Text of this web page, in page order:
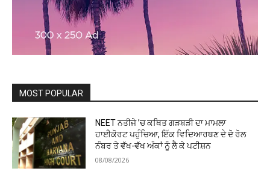
MOST POPULAR
NEET ਨਤੀਜੇ ’ਚ ਕਥਿਤ ਗੜਬੜੀ ਦਾ ਮਾਮਲਾ
ਹਾਈਕੋਰਟ ਪਹੁੰਚਿਆ, ਇੱਕ ਵਿਦਿਆਰਥਣ ਦੇ ਦੋ ਰੋਲ
ਨੰਬਰ ਤੇ ਵੱਖ-ਵੱਖ ਅੰਕਾਂ ਨੂੰ ਲੈ ਕੇ ਪਟੀਸ਼ਨ
08/08/2026